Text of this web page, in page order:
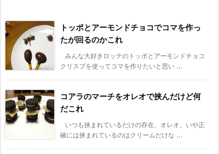
トッポとアーモンドチョコでコマを作っ
たが回るのかこれ
みんな大好きロッテのトッポとアーモンドチョコ
クリスプを使ってコマを作りたいと思い ...
コアラのマーチをオレオで挟んだけど何
だこれ
いつも挟まれているだけの存在、オレオ。いや正
確には挟まれているのはクリームだけな ...